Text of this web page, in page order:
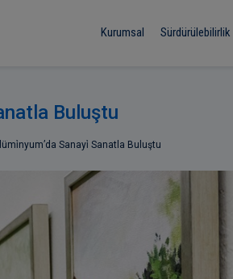
Kurumsal Sürdürülebilirlik
Buluştu
Sanayi̇ Sanatla Buluştu